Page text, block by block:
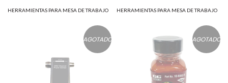
HERRAMIENTAS PARA MESA DE TRABAJO HERRAMIENTAS PARA MESA DE TRABAJO
AGOTADO AGOTADO